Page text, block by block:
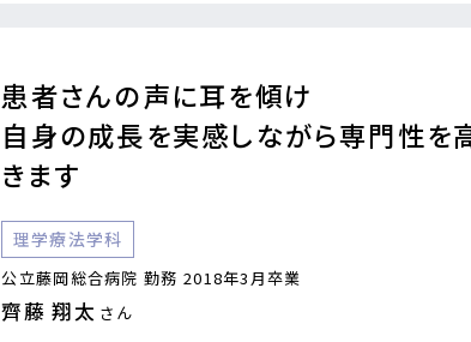
患者さんの声に耳を傾け
自身の成長を実感しながら専門性を
きます
理学療法学科
公立藤岡総合病院 勤務 2018年3月卒業
齊藤 翔太 さん